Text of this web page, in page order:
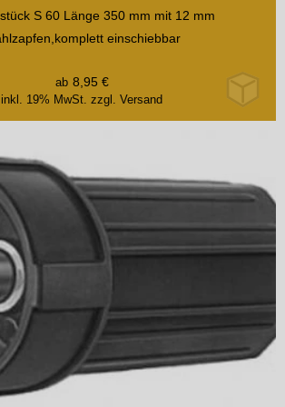
S 60 Länge 350 mm mit 12 mm
einschiebbar
inkl. 19% MwSt. zzgl. Versand
ab 8,95€